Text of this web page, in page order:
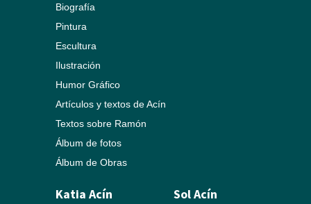
Biografía
Pintura
Escultura
Ilustración
Humor Gráfico
Artículos y textos de Acín
Textos sobre Ramón
Álbum de fotos
Álbum de Obras
Katia Acín Sol Acín